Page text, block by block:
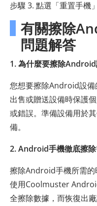
步驟 3. 點選「重置手機
有關擦除
問題解答
1. 為什麼要擦除Android
您想要擦除Android設備
出售或贈送設備時保護
或錯誤。準備設備用於
備。
2. Android手機徹底擦
擦除Android手機所需的
使用Coolmuster
全擦除數據，而恢復出